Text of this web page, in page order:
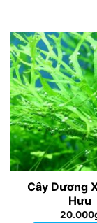
Cây Dương
Hưu
20.000